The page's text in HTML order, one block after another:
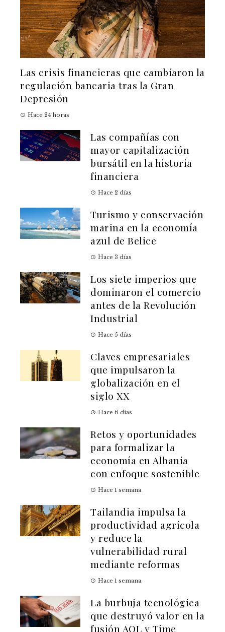
Las crisis financieras que cambiaron la
regulación bancaria tras la Gran
Depresión
Hace 24 horas
Las compañías con
mayor capitalización
bursátil en la historia
financiera
Hace 2 días
Turismo y conservación
marina en la economía
azul de Belice
Hace 3 días
Los siete imperios que
dominaron el comercio
antes de la Revolución
Industrial
Hace 5 días
Claves empresariales
que impulsaron la
globalización en el
siglo XX
Hace 6 días
Retos y oportunidades
para formalizar la
economía en Albania
con enfoque sostenible
Hace 1 semana
Tailandia impulsa la
productividad agrícola
y reduce la
vulnerabilidad rural
mediante reformas
Hace 1 semana
La burbuja tecnológica
que destruyó valor en la
fusión AOL y Time